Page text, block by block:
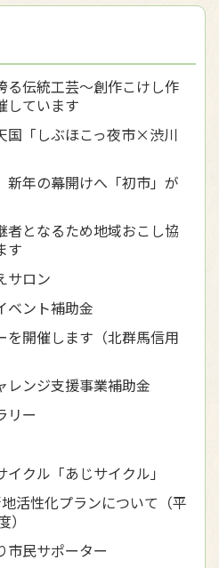
る伝統工芸～創作こけし作
しています
国「しぶほこっ夜市×渋川
新年の幕開けへ「初市」が
者となるため地域おこし協
す
サロン
ベント補助金
を開催します（北群馬信用
レンジ支援事業補助金
リー
クル「あじサイクル」
活性化プランについて（平
市民サポーター